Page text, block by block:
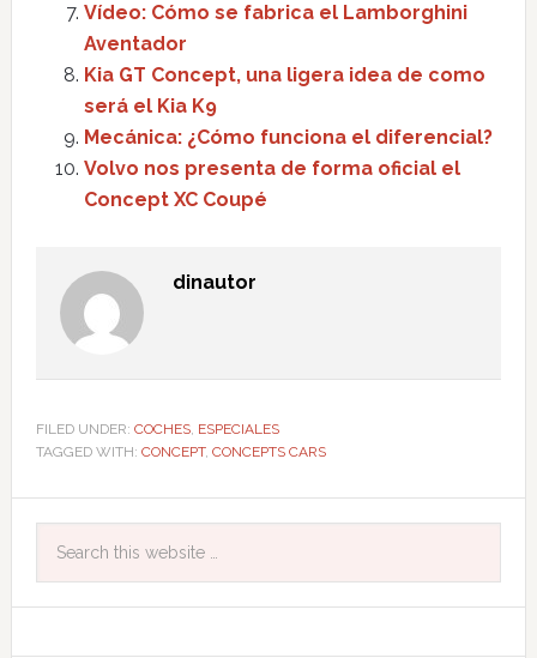
Vídeo: Cómo se fabrica el Lamborghini
Aventador
Kia GT Concept, una ligera idea de como
será el Kia K9
Mecánica: ¿Cómo funciona el diferencial?
Volvo nos presenta de forma oficial el
Concept XC Coupé
dinautor
FILED UNDER: COCHES, ESPECIALES
TAGGED WITH: CONCEPT, CONCEPTS CARS